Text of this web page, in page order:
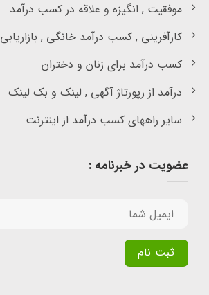
موفقیت , انگیزه و علاقه در کسب درآمد
کارآفرینی , کسب درآمد خانگی , بازاریابی
کسب درآمد برای زنان و دختران
درآمد از رپورتاژ آگهی , لینک و بک لینک
سایر راههای کسب درآمد از اینترنت
عضویت در خبرنامه :